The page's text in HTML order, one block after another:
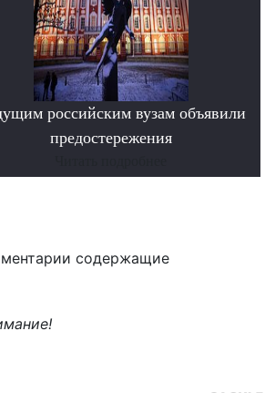
российским вузам объявили
предостережения
содержащие